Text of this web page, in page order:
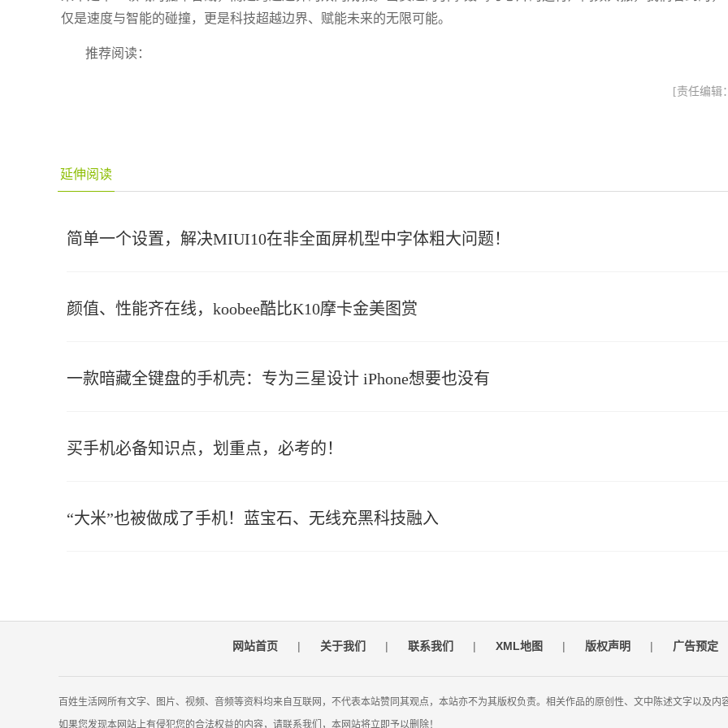
仅是速度与智能的碰撞，更是科技超越边界、赋能未来的无限可能。
推荐阅读：
[责任编辑
延伸阅读
简单一个设置，解决MIUI10在非全面屏机型中字体粗大问题！
颜值、性能齐在线，koobee酷比K10摩卡金美图赏
一款暗藏全键盘的手机壳：专为三星设计 iPhone想要也没有
买手机必备知识点，划重点，必考的！
“大米”也被做成了手机！蓝宝石、无线充黑科技融入
网站首页 | 关于我们 | 联系我们 | XML地图 | 版权声明 | 广告预定
百姓生活网所有文字、图片、视频、音频等资料均来自互联网，不代表本站赞同其观点，本站亦不为其版权负责。相关作品的原创性、文中陈述文字以及内
如果您发现本网站上有侵犯您的合法权益的内容，请联系我们，本网站将立即予以删除！